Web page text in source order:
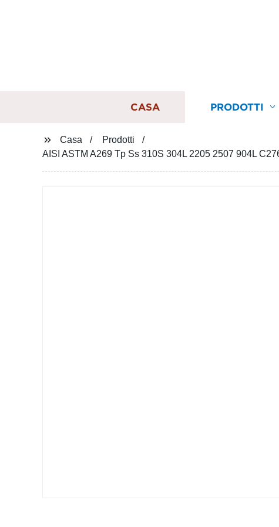
CASA PRODOTTI
Casa
Prodotti
AISI ASTM A269 Tp Ss 310S 304L 2205 2507 904L